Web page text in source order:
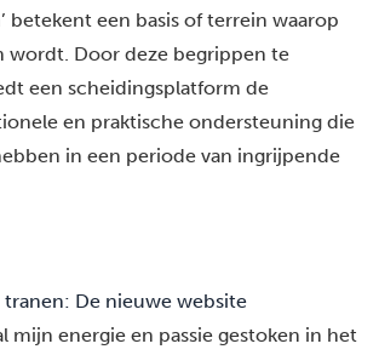
betekent een basis of terrein waarop
wordt. Door deze begrippen te
een scheidingsplatform de
en praktische ondersteuning die
in een periode van ingrijpende
tranen: De nieuwe website
mijn energie en passie gestoken in het